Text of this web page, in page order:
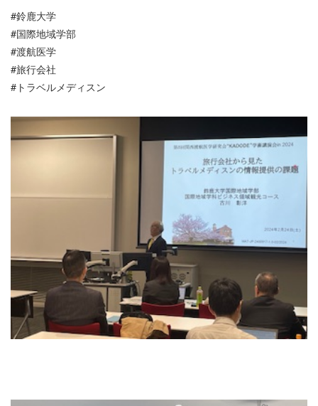
#鈴鹿大学
#国際地域学部
#渡航医学
#旅行会社
#トラベルメディスン